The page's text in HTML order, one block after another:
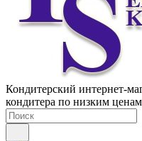
Кондитерский интернет-
кондитера по низким